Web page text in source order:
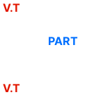
V.T
PART
V.T